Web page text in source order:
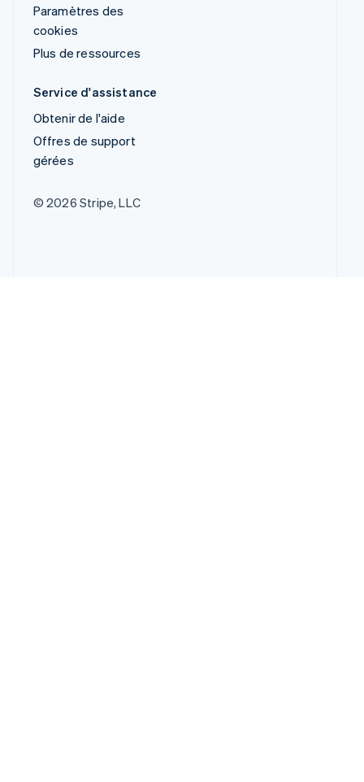
Paramètres des
cookies
Plus de ressources
Service d'assistance
Obtenir de l'aide
Offres de support
gérées
© 2026 Stripe, LLC